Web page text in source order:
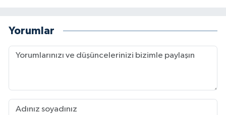
Yorumlar